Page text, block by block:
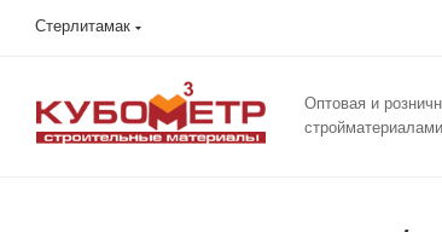
Стерлитамак
Оптовая и